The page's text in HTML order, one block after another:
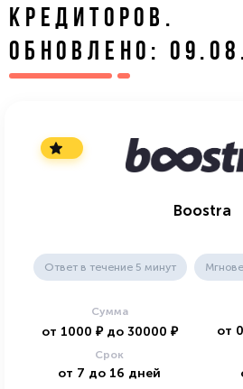
КРЕДИТОРОВ.
ОБНОВЛЕНО:
Boostra
Ответ в течение 5 минут
Сумма
от 1000 ₽ до 30000 ₽ от 0
Срок
от 7 до 16 дней